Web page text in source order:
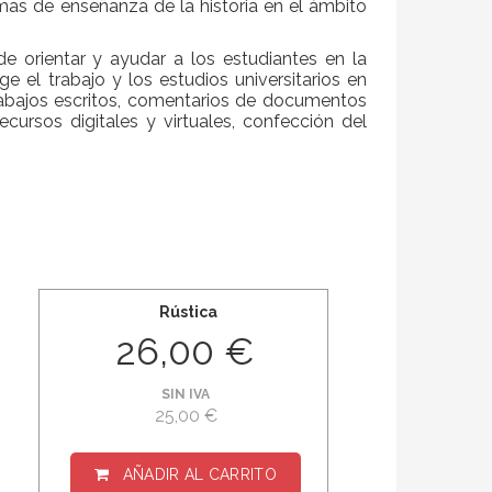
de enseñanza de la historia en el ámbito
orientar y ayudar a los estudiantes en la
el trabajo y los estudios universitarios en
escritos, comentarios de documentos
digitales y virtuales, confección del
Rústica
26,00 €
SIN IVA
25,00 €
AÑADIR AL CARRITO